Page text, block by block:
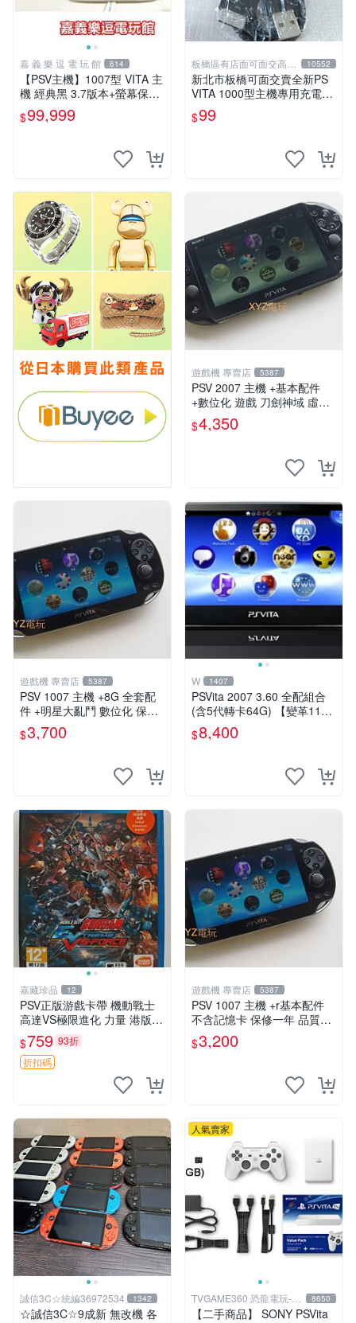
嘉 義 樂 逗 電 玩 館 614
【PSV主機】1007型 VITA 主
機 經典黑 3.7版本+螢幕保護
貼+主機收納包【9成新】✪中
古二手✪嘉義樂逗電玩館
$99,999
板橋區有店面可面交高價
回收電玩
10552
新北市板橋可面交賣全新PS
VITA 1000型主機專用充電
線....超便宜只賣99元
$99
遊戲機 專賣店 5387
PSV 2007 主機 +基本配件
+數位化 遊戲 刀劍神域 虛空
幻界 保修一年
$4,350
遊戲機 專賣店 5387
PSV 1007 主機 +8G 全套配
件 +明星大亂鬥 數位化 保修
一年 品質有保障
$3,700
W 1407
PSVita 2007 3.60 全配組合
(含5代轉卡64G) 【變革11】
破解改好 + 水晶殼 + 硬殼包
$8,400
嘉藏珍品 12
PSV正版游戲卡帶 機動戰士
高達VS極限進化 力量 港版中
文 盒裝全新未開封，支持所
有日版，港版或其他地區的P
SV游戲機主機，（除外），
$759 93折
折扣碼
遊戲機 專賣店 5387
PSV 1007 主機 +r基本配件
不含記憶卡 保修一年 品質有
保障
$3,200
誠信3C☆統編36972534 1342
☆誠信3C☆9成新 無改機 各
人氣賣家
TVGAME360 恐龍電玩-台
中店
8650
【二手商品】 SONY PSVita